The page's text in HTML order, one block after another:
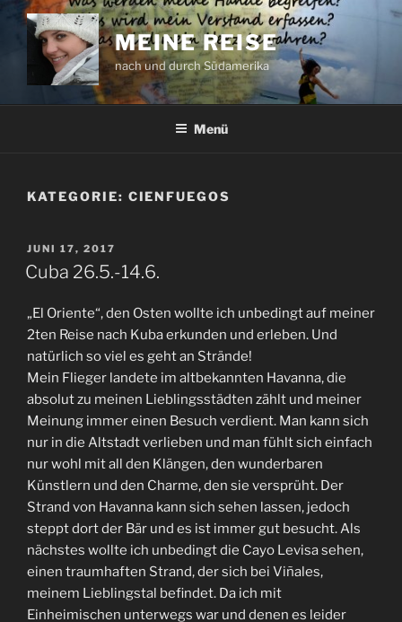
Zum
Inhalt
springen
MEINE REISE
nach und durch Südamerika
Menü
KATEGORIE: CIENFUEGOS
VERÖFFENTLICHT
AM
JUNI 17, 2017
Cuba 26.5.-14.6.
„El Oriente“, den Osten wollte ich unbedingt auf meiner
2ten Reise nach Kuba erkunden und erleben. Und
natürlich so viel es geht an Strände!
Mein Flieger landete im altbekannten Havanna, die
absolut zu meinen Lieblingsstädten zählt und meiner
Meinung immer einen Besuch verdient. Man kann sich
nur in die Altstadt verlieben und man fühlt sich einfach
nur wohl mit all den Klängen, den wunderbaren
Künstlern und den Charme, den sie versprüht. Der
Strand von Havanna kann sich sehen lassen, jedoch
steppt dort der Bär und es ist immer gut besucht. Als
nächstes wollte ich unbedingt die Cayo Levisa sehen,
einen traumhaften Strand, der sich bei Viñales,
meinem Lieblingstal befindet. Da ich mit
Einheimischen unterwegs war und denen es leider